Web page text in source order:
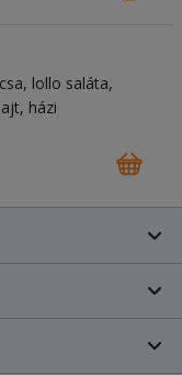
lollo saláta,
házi